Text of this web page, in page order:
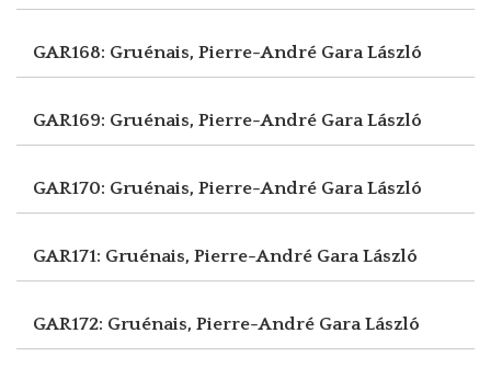
GAR168: Gruénais, Pierre-André Gara László
GAR169: Gruénais, Pierre-André Gara László
GAR170: Gruénais, Pierre-André Gara László
GAR171: Gruénais, Pierre-André Gara László
GAR172: Gruénais, Pierre-André Gara László